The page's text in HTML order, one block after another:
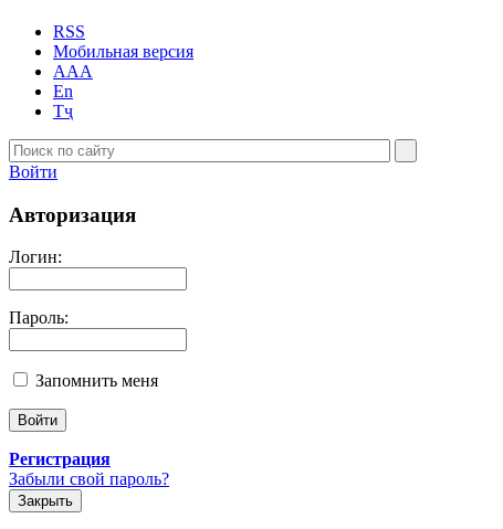
RSS
Мобильная версия
AAA
En
Тҷ
Войти
Авторизация
Логин:
Пароль:
Запомнить меня
Регистрация
Забыли свой пароль?
Закрыть